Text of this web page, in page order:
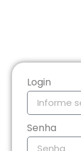
Login
Senha